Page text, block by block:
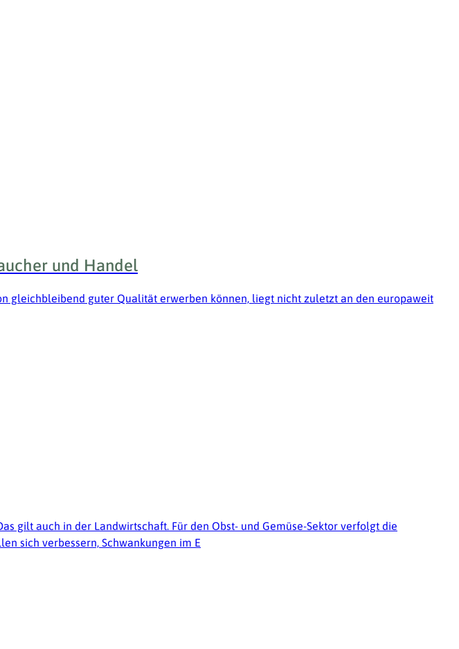
und Handel
gleichbleibend guter Qualität erwerben können, liegt nicht zuletzt an den europaweit
gilt auch in der Landwirtschaft. Für den Obst- und Gemüse-Sektor verfolgt die
sich verbessern, Schwankungen im E